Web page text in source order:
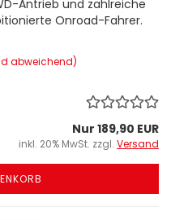
Antrieb und zahlreiche
Onroad-Fahrer.
abweichend)
Nur 189,90 EUR
inkl. 20% MwSt. zzgl. Versand